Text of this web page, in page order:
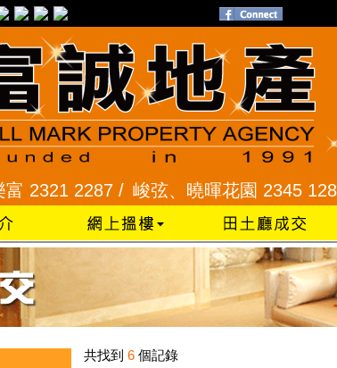
2287 / 峻弦、曉暉花園 2345 1286 /
共找到 6 個記錄